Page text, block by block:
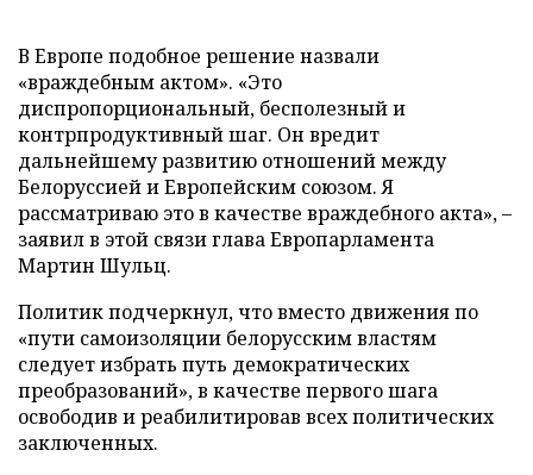
В Европе подобное решение назвали
«враждебным актом». «Это
диспропорциональный, бесполезный и
контрпродуктивный шаг. Он вредит
дальнейшему развитию отношений между
Белоруссией и Европейским союзом. Я
рассматриваю это в качестве враждебного акта», –
заявил в этой связи глава Европарламента
Мартин Шульц.
Политик подчеркнул, что вместо движения по
«пути самоизоляции белорусским властям
следует избрать путь демократических
преобразований», в качестве первого шага
освободив и реабилитировав всех политических
заключенных.